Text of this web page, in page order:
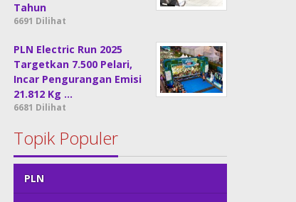
Tahun
6691 Dilihat
PLN Electric Run 2025
Targetkan 7.500 Pelari,
Incar Pengurangan Emisi
21.812 Kg …
6681 Dilihat
Topik Populer
PLN